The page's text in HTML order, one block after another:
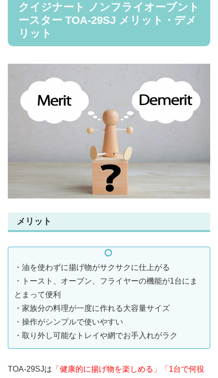
クイジナート ノンフライオーブント
ースター TOA-29SJ メリット・デメ
リット
メリット
・油を使わずに揚げ物がサクサクに仕上がる
・トースト、オーブン、フライヤーの機能が1台にま
とまって便利
・家族分の料理が一度に作れる大容量サイズ
・操作がシンプルで使いやすい
・取り外し可能なトレイや網でお手入れがラク
TOA-29SJは 「健康的に揚げ物を楽しめる」「1台で何役